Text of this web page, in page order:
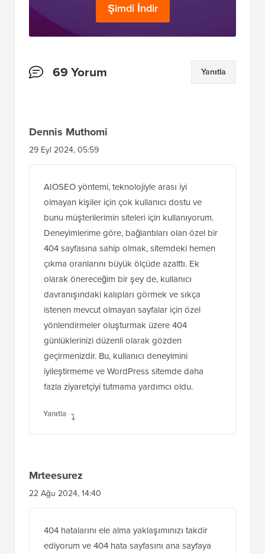
profesyonelin sahip olması gereken
WordPress ile ilgili ürün ve kaynaklardan
Etkileşimleri
69 Yorum
Dennis Muthomi
29 Eyl 2024, 05:59
AIOSEO yöntemi, teknolojiyle arası iyi
olmayan kişiler için çok kullanıcı dostu ve
bunu müşterilerimin siteleri için kullanıyorum.
Deneyimlerime göre, bağlantıları olan özel bir
404 sayfasına sahip olmak, sitemdeki hemen
çıkma oranlarını büyük ölçüde azalttı. Ek
olarak önereceğim bir şey de, kullanıcı
davranışındaki kalıpları görmek ve sıkça
istenen mevcut olmayan sayfalar için özel
yönlendirmeler oluşturmak üzere 404
günlüklerinizi düzenli olarak gözden
iyileştirmeme ve WordPress sitemde daha
fazla ziyaretçiyi tutmama yardımcı oldu.
Mrteesurez
22 Ağu 2024, 14:40